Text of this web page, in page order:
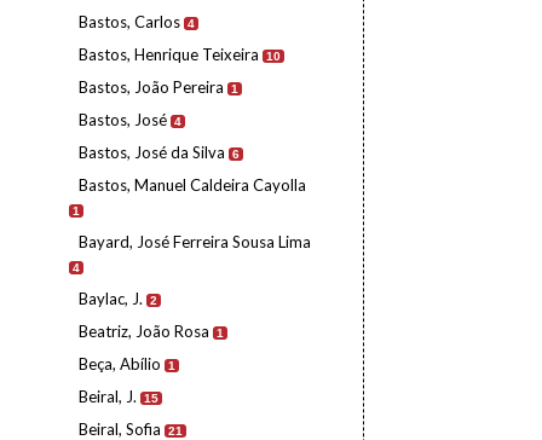
Bastos, Carlos 4
Bastos, Henrique Teixeira 10
Bastos, João Pereira 1
Bastos, José 4
Bastos, José da Silva 6
Bastos, Manuel Caldeira Cayolla
1
Bayard, José Ferreira Sousa Lima
4
Baylac, J. 2
Beatriz, João Rosa 1
Beça, Abílio 1
Beiral, J. 15
Beiral, Sofia 21